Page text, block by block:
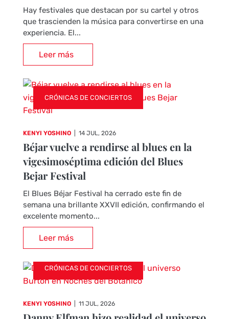
Hay festivales que destacan por su cartel y otros
que trascienden la música para convertirse en una
experiencia. El...
Leer más
CRÓNICAS DE CONCIERTOS
KENYI YOSHINO 14 JUL, 2026
Béjar vuelve a rendirse al blues en la
vigesimoséptima edición del Blues
Bejar Festival
El Blues Béjar Festival ha cerrado este fin de
semana una brillante XXVII edición, confirmando el
excelente momento...
Leer más
CRÓNICAS DE CONCIERTOS
KENYI YOSHINO 11 JUL, 2026